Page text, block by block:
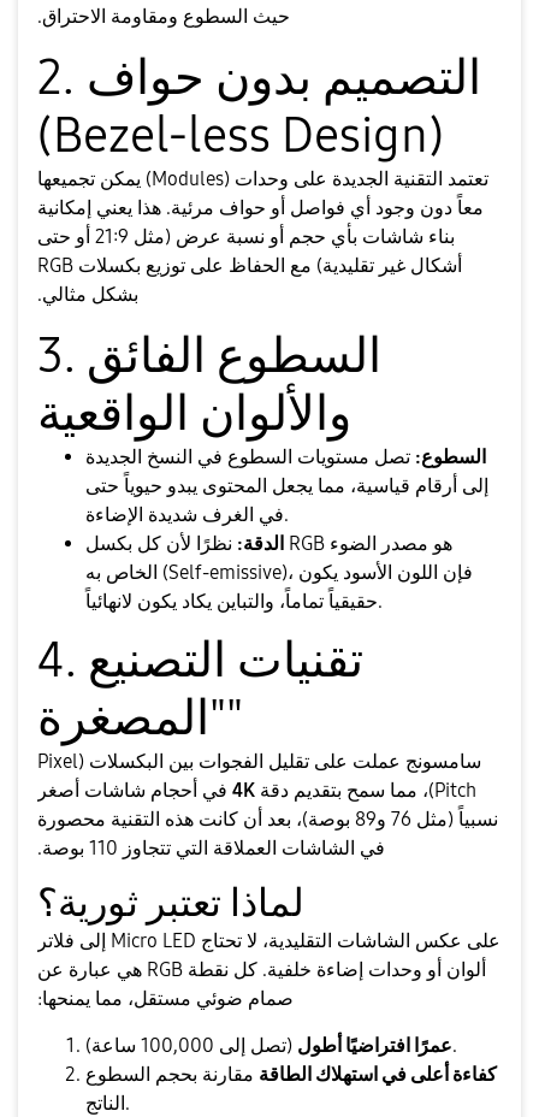
حيث السطوع ومقاومة الاحتراق.
​2. التصميم بدون حواف
(Bezel-less Design)
​تعتمد التقنية الجديدة على وحدات (Modules) يمكن تجميعها
معاً دون وجود أي فواصل أو حواف مرئية. هذا يعني إمكانية
بناء شاشات بأي حجم أو نسبة عرض (مثل 21:9 أو حتى
أشكال غير تقليدية) مع الحفاظ على توزيع بكسلات RGB
بشكل مثالي.
​3. السطوع الفائق
والألوان الواقعية
السطوع: تصل مستويات السطوع في النسخ الجديدة
إلى أرقام قياسية، مما يجعل المحتوى يبدو حيوياً حتى
في الغرف شديدة الإضاءة.
الدقة: نظرًا لأن كل بكسل RGB هو مصدر الضوء
الخاص به (Self-emissive)، فإن اللون الأسود يكون
حقيقياً تماماً، والتباين يكاد يكون لانهائياً.
​4. تقنيات التصنيع
"المصغرة"
​سامسونج عملت على تقليل الفجوات بين البكسلات (Pixel
Pitch)، مما سمح بتقديم دقة
4K في أحجام شاشات أصغر
نسبياً (مثل 76 و89 بوصة)، بعد أن كانت هذه التقنية محصورة
في الشاشات العملاقة التي تتجاوز 110 بوصة.
​لماذا تعتبر ثورية؟
​على عكس الشاشات التقليدية، لا تحتاج Micro LED إلى فلاتر
ألوان أو وحدات إضاءة خلفية. كل نقطة RGB هي عبارة عن
صمام ضوئي مستقل، مما يمنحها:
عمرًا افتراضيًا أطول(تصل إلى 100,000 ساعة).
كفاءة أعلى في استهلاك الطاقة مقارنة بحجم السطوع
الناتج.